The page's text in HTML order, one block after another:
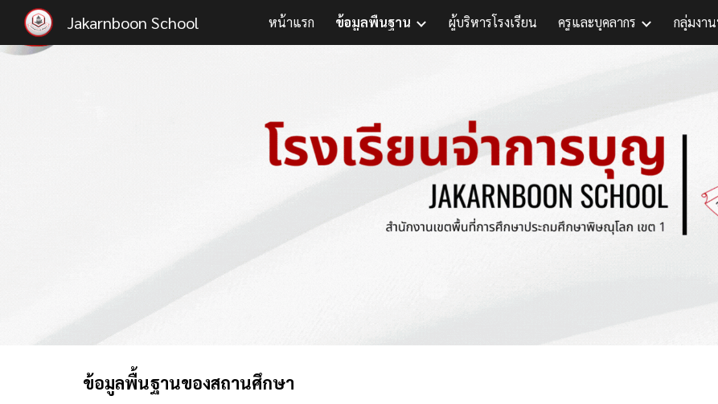
Skip to main content Skip to
Jakarnboon School หน้าแรก ข้อมูลพื้นฐาน ผู้บริหารโรงเรียน ครูและบุคลากร กลุ่มงา
ข้อมูลพื้นฐานของสถานศึกษา